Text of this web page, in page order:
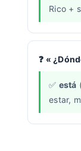
Rico +
«
está
estar,